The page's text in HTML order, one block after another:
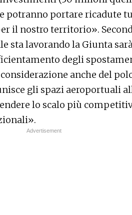
potranno portare ricadute
il nostro territorio».
sta lavorando la Giunta
degli
anche del
gli spazi aeroportuali
lo scalo più